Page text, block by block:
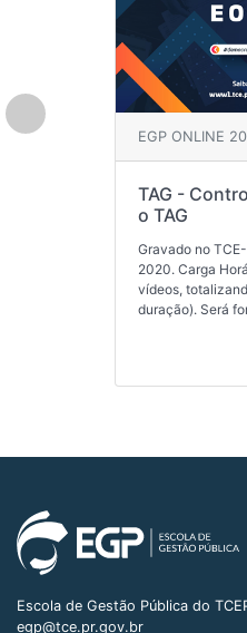
EGP ONLINE
TAG -
o TAG
Gravado no
2020. Carga
vídeos,
duração). Será
Escola de Gestão Pública do
egp@tce.pr.gov.br